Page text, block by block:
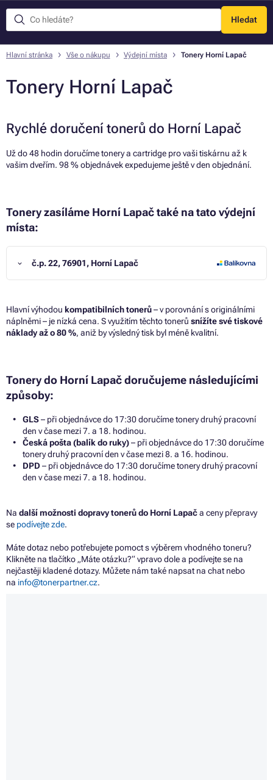
Hledat
Menu
Hlavní stránka Vše o nákupu Výdejní místa Tonery Horní Lapač
Tonery Horní Lapač
Rychlé doručení tonerů do Horní Lapač
Už do 48 hodin doručíme tonery a cartridge pro vaši tiskárnu až k
vašim dveřím. 98 % objednávek expedujeme ještě v den objednání.
Tonery zasíláme Horní Lapač také na tato výdejní
místa:
č.p. 22, 76901, Horní Lapač
Hlavní výhodou kompatibilních tonerů– v porovnání s originálními
náplněmi – je nízká cena. S využitím těchto tonerů snížíte své tiskové
náklady až o 80 %, aniž by výsledný tisk byl méně kvalitní.
Tonery do Horní Lapač doručujeme následujícími
způsoby:
GLS– při objednávce do 17:30 doručíme tonery druhý pracovní
den v čase mezi 7. a 18. hodinou.
Česká pošta (balík do ruky)– při objednávce do 17:30 doručíme
tonery druhý pracovní den v čase mezi 8. a 16. hodinou.
DPD – při objednávce do 17:30 doručíme tonery druhý pracovní
den v čase mezi 7. a 18. hodinou.
Na další možnosti dopravy tonerů do Horní Lapača ceny přepravy
se podívejte zde.
Máte dotaz nebo potřebujete pomoct s výběrem vhodného toneru?
Klikněte na tlačítko „Máte otázku?“ vpravo dole a podívejte se na
nejčastěji kladené dotazy. Můžete nám také napsat na chat nebo
na info@tonerpartner.cz.